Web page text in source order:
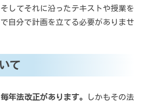
してそれに沿ったテキストや授業を
自分で計画を立てる必要がありませ
て
毎年法改正があります。
しかもその法